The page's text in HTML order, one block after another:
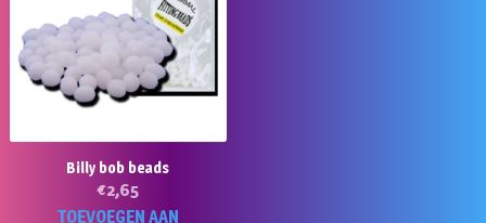
Billy bob beads
€2,65
TOEVOEGEN AAN